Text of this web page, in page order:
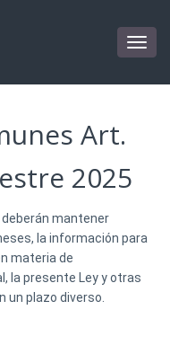
Art.
2025
mantener
la información para
materia de
la presente Ley y otras
plazo diverso.